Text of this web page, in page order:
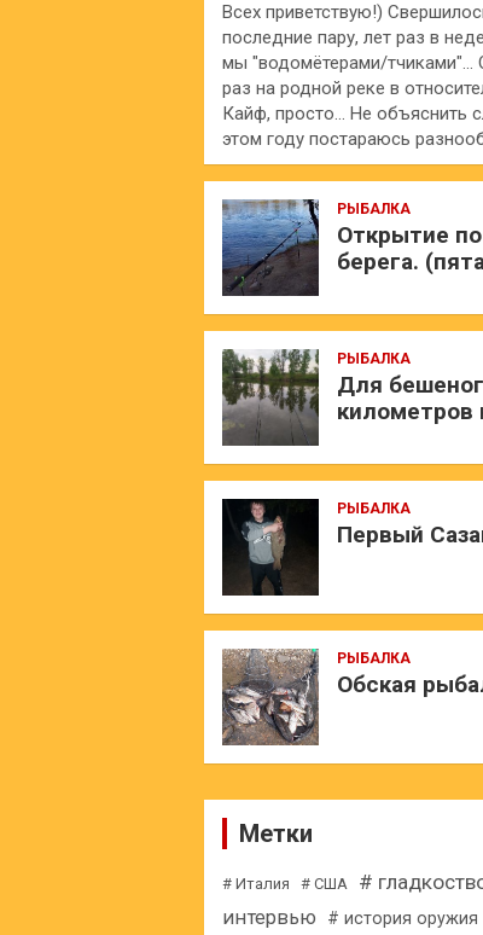
Всех приветствую!)
последние пару, лет раз в
мы "водомётерами/тчиками"…
раз на родной реке в
Кайф, просто… Не объяснить
этом году постараюсь
РЫБАЛКА
Открытие
берега.
РЫБАЛКА
Для
километров
РЫБАЛКА
Первый
РЫБАЛКА
Обская
Метки
# Италия # США #
интервью
# история оружия